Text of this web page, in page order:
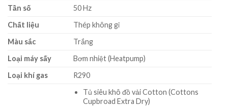
Tần số
50 Hz
Chất liệu
Thép không gỉ
Màu sắc
Trắng
Loại máy sấy
Bơm nhiệt (Heatpump)
Loại khí gas
R290
Tủ siêu khô đồ vải Cotton (Cottons
Cupbroad Extra Dry)